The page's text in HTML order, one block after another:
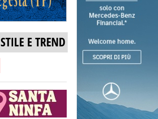
STILE E TREND